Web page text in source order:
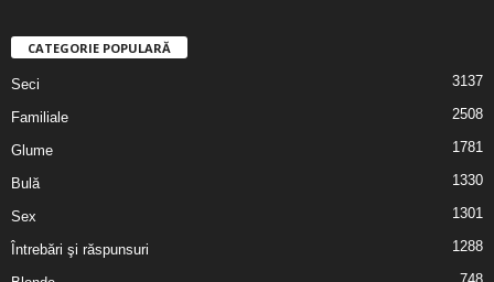
CATEGORIE POPULARĂ
Seci 3137
Familiale 2508
Glume 1781
Bulă 1330
Sex 1301
Întrebări şi răspunsuri 1288